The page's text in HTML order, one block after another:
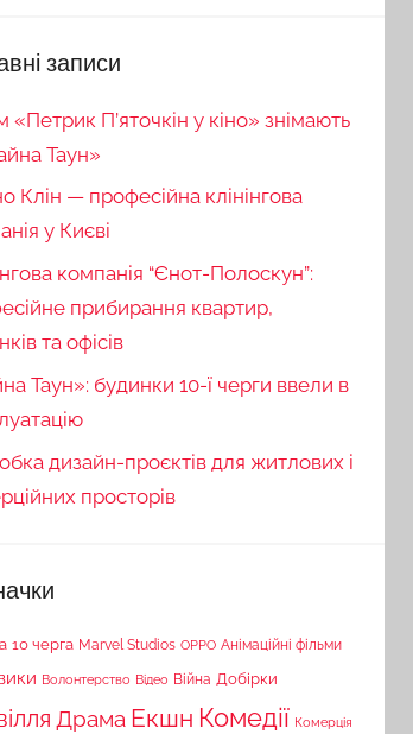
записи
«Петрик П’яточкін у кіно» знімають
Таун»
Клін — професійна клінінгова
у Києві
компанія “Єнот-Полоскун”:
прибирання квартир,
та офісів
Таун»: будинки 10-ї черги ввели в
дизайн-проєктів для житлових і
просторів
10 черга Marvel Studios OPPO Анімаційні фільми
Волонтерство Відео Війна Добірки
Драма Екшн Комедії Комерція